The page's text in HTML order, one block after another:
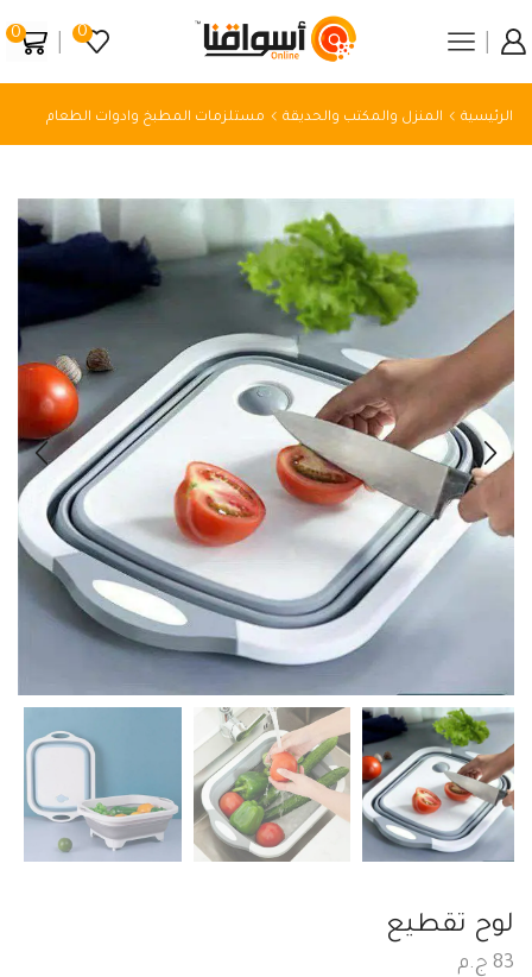
0
0
الرئيسية المنزل والمكتب والحديقة مستلزمات المطبخ وادوات الطعام
لوح تقطيع
83 ج.م